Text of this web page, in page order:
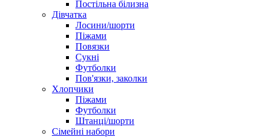
Постільна білизна
Дівчатка
Лосини/шорти
Піжами
Повязки
Сукні
Футболки
Пов'язки, заколки
Хлопчики
Піжами
Футболки
Штанці/шорти
Сімейні набори